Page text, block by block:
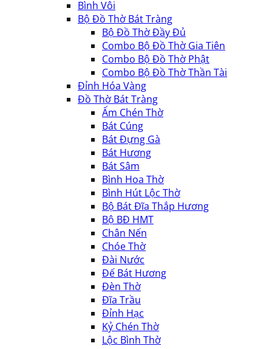
Bình Vôi
Bộ Đồ Thờ Bát Tràng
Bộ Đồ Thờ Đầy Đủ
Combo Bộ Đồ Thờ Gia Tiên
Combo Bộ Đồ Thờ Phật
Combo Bộ Đồ Thờ Thần Tài
Đỉnh Hóa Vàng
Đồ Thờ Bát Tràng
Ấm Chén Thờ
Bát Cúng
Bát Đựng Gà
Bát Hương
Bát Sâm
Bình Hoa Thờ
Bình Hút Lộc Thờ
Bộ Bát Đĩa Thắp Hương
Bộ BĐ HMT
Chân Nến
Chóe Thờ
Đài Nước
Đế Bát Hương
Đèn Thờ
Đĩa Trầu
Đỉnh Hạc
Kỷ Chén Thờ
Lộc Bình Thờ